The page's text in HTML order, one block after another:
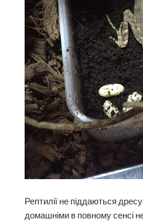
Рептилії не піддаються
домашніми в повному сенсі